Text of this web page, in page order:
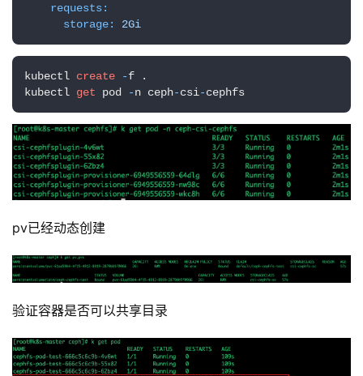
requests:
storage:
2Gi
kubectl create -f .
kubectl get pod -n ceph-csi-cephfs
pv已经动态创建
验证容器是否可以共享目录